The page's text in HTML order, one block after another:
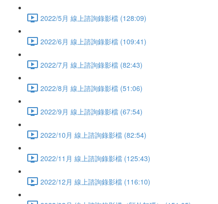
2022/5月 線上諮詢錄影檔 (128:09)
2022/6月 線上諮詢錄影檔 (109:41)
2022/7月 線上諮詢錄影檔 (82:43)
2022/8月 線上諮詢錄影檔 (51:06)
2022/9月 線上諮詢錄影檔 (67:54)
2022/10月 線上諮詢錄影檔 (82:54)
2022/11月 線上諮詢錄影檔 (125:43)
2022/12月 線上諮詢錄影檔 (116:10)